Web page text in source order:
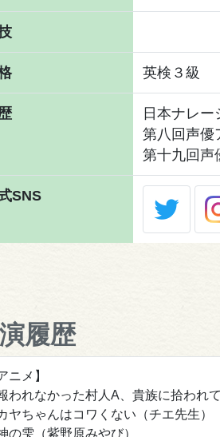
英検３級
日本ナレ
第八回声
第十九回
SNS
履歴
ニメ】
われなかった村人A、貴族に拾われ
ヤちゃんはコワくない（チエ先生）
の雫（紫野原みやび）